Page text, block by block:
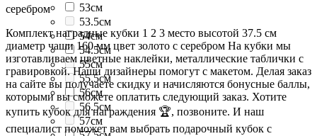
53см
53.5см
54см
54.5см
55см
55.5см
56см
56.5см
57см
серебром
Комплект наградные кубки 1 2 3 место высотой 37.5 см
диаметр чаши 160 мм цвет золото с серебром На кубки мы
изготавливаем цветные наклейки, металлические таблички с
гравировкой. Наши дизайнеры помогут с макетом. Делая заказ
на сайте вы получаете скидку и начисляются бонусные баллы,
которыми вы сможете оплатить следующий заказ. Хотите
купить кубок для награждения 🏆, позвоните. И наш
специалист поможет вам выбрать подарочный кубок с